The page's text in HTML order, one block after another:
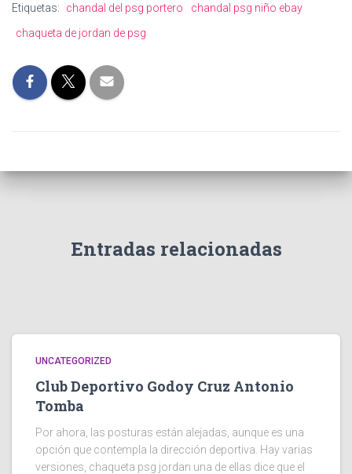
Etiquetas: chandal del psg portero
chandal psg niño ebay
chaqueta de jordan de psg
Entradas relacionadas
UNCATEGORIZED
Club Deportivo Godoy Cruz Antonio
Tomba
Por ahora, las posturas están alejadas, aunque es una
opción que contempla la dirección deportiva. Hay varias
versiones, chaqueta psg jordan una de ellas dice que el